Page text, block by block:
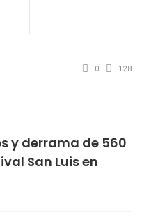
0 128
y derrama de 560
San Luis en